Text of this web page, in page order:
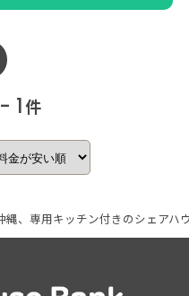
1 件
縄、専用キッチン付きのシェアハ